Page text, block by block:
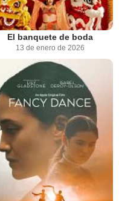
El banquete de boda
13 de enero de 2026